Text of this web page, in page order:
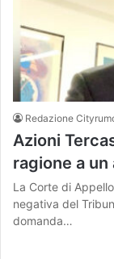
Redazione
Azioni
ragione a
La Corte di
negativa del
domanda…